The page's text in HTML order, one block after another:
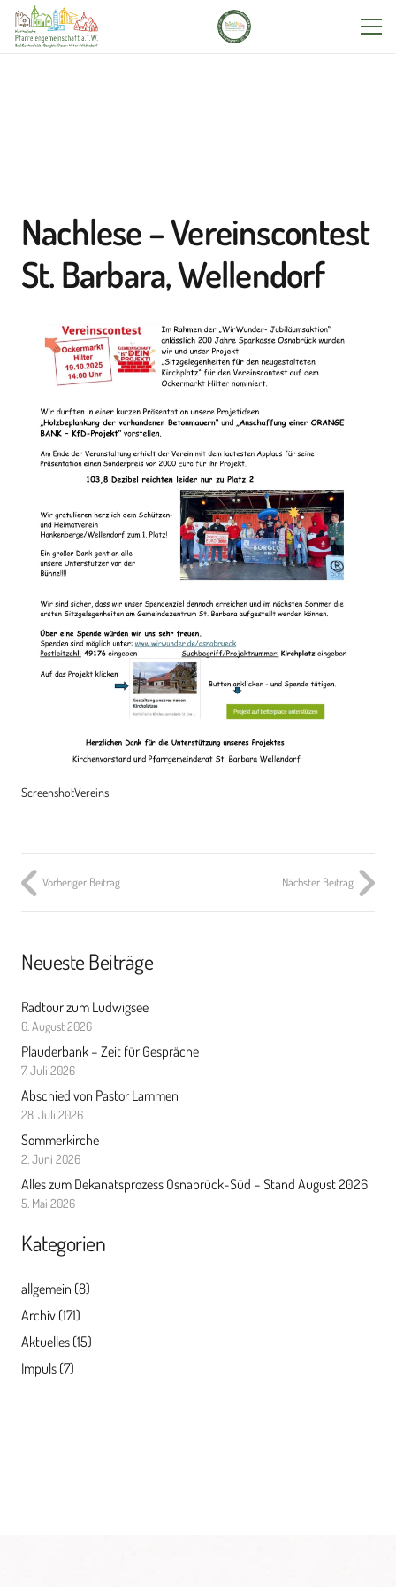
Nachlese – Vereinscontest
St. Barbara, Wellendorf
ScreenshotVereins
Vorheriger Beitrag Nächster Beitrag
Neueste Beiträge
Radtour zum Ludwigsee
6. August 2026
Plauderbank – Zeit für Gespräche
7. Juli 2026
Abschied von Pastor Lammen
28. Juli 2026
Sommerkirche
2. Juni 2026
Alles zum Dekanatsprozess Osnabrück-Süd – Stand August 2026
5. Mai 2026
Kategorien
allgemein (8)
Archiv (171)
Aktuelles (15)
Impuls (7)